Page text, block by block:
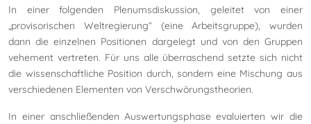
In einer folgenden Plenumsdiskussion, geleitet von einer
„provisorischen Weltregierung“ (eine Arbeitsgruppe), wurden
dann die einzelnen Positionen dargelegt und von den Gruppen
vehement vertreten. Für uns alle überraschend setzte sich nicht
die wissenschaftliche Position durch, sondern eine Mischung aus
verschiedenen Elementen von Verschwörungstheorien.
In einer anschließenden Auswertungsphase evaluierten wir die